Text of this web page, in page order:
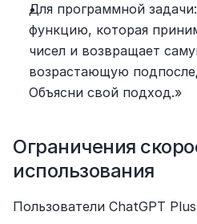
Для программной
функцию, которая
чисел и возвращает
возрастающую
Объясни свой подход.»
Ограничения
использования
Пользователи ChatGPT